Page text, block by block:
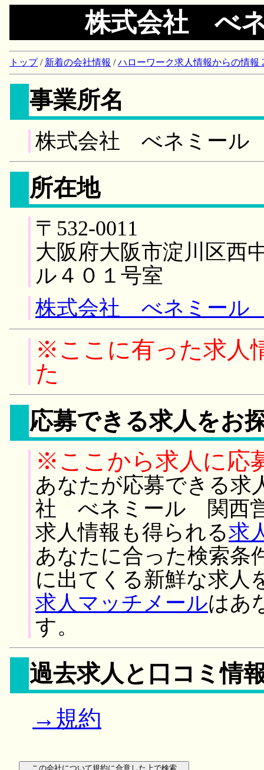
株式会社 べ
トップ/ 新着の会社情報 /ハローワーク求人情報からの情報
事業所名
株式会社 べネミール
所在地
〒532-0011
大阪府大阪市淀川区西
ル４０１号室
株式会社 べネミール
※ここに有った求人
た
応募できる求人をお
※ここから求人に応
あなたが応募できる求
社 べネミール 関西営
求人情報も得られる求
あなたに合った検索条
に出てくる新鮮な求人
求人マッチメールはあ
す。
過去求人と口コミ情
→規約